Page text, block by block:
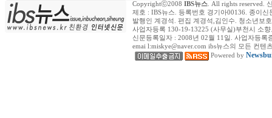
Copyrightⓒ2008 IBS뉴스. All rights reserved.
제호 : IBS뉴스. 등록번호 경기아00136. 종이신
발행인 계경석. 편집 계경석,김인수. 청소년보
사업자등록 130-19-13225 (사무실)부천시 소
신문등록일자 : 2008년 02월 11일. 사업자등록
emai l:miskye@naver.com ibs뉴스의 모든 컨
Powered by